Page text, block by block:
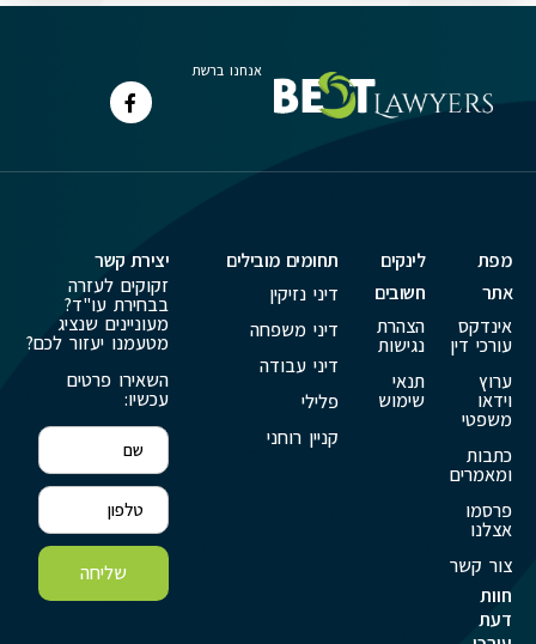
אנחנו ברשת
מפת
אתר
אינדקס
עורכי דין
ערוץ
וידאו
משפטי
כתבות
ומאמרים
פרסמו
אצלנו
צור קשר
חוות
דעת
לינקים
חשובים
הצהרת
נגישות
תנאי
שימוש
תחומים מובילים
דיני נזיקין
דיני משפחה
דיני עבודה
פלילי
קניין רוחני
יצירת קשר
זקוקים לעזרה
בבחירת עו"ד?
מעוניינים שנציג
מטעמנו יעזור לכם?
השאירו פרטים
עכשיו:
שליחה